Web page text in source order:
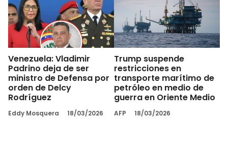
Venezuela: Vladimir
Padrino deja de ser
ministro de Defensa por
orden de Delcy
Rodríguez
Eddy Mosquera 18/03/2026
Trump suspende
restricciones en
transporte marítimo de
petróleo en medio de
guerra en Oriente Medio
AFP 18/03/2026